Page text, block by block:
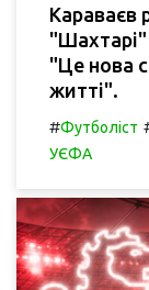
Караваєв
"Це нова
житті".
#Футболіст
УЄФА